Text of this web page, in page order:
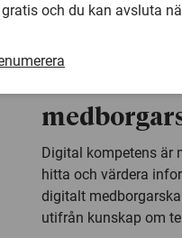
Digital kompetens är
hitta och värdera
digitalt
utifrån kunskap om
gratis och du kan avsluta